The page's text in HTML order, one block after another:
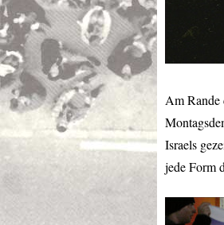
Am Rande
Israels
jede Form